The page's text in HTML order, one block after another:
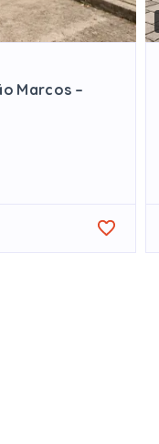
Marcos –